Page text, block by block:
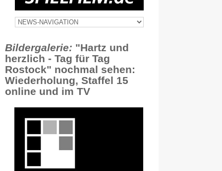
Bildergalerie: "Hartz und
herzlich - Tag für Tag
Rostock" nochmal sehen:
Wiederholung, Staffel 15
online und im TV